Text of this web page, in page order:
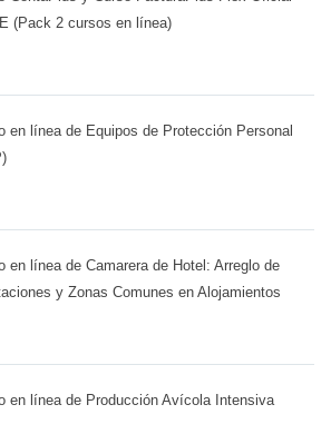
(Pack 2 cursos en línea)
en línea de Equipos de Protección Personal
en línea de Camarera de Hotel: Arreglo de
y Zonas Comunes en Alojamientos
en línea de Producción Avícola Intensiva